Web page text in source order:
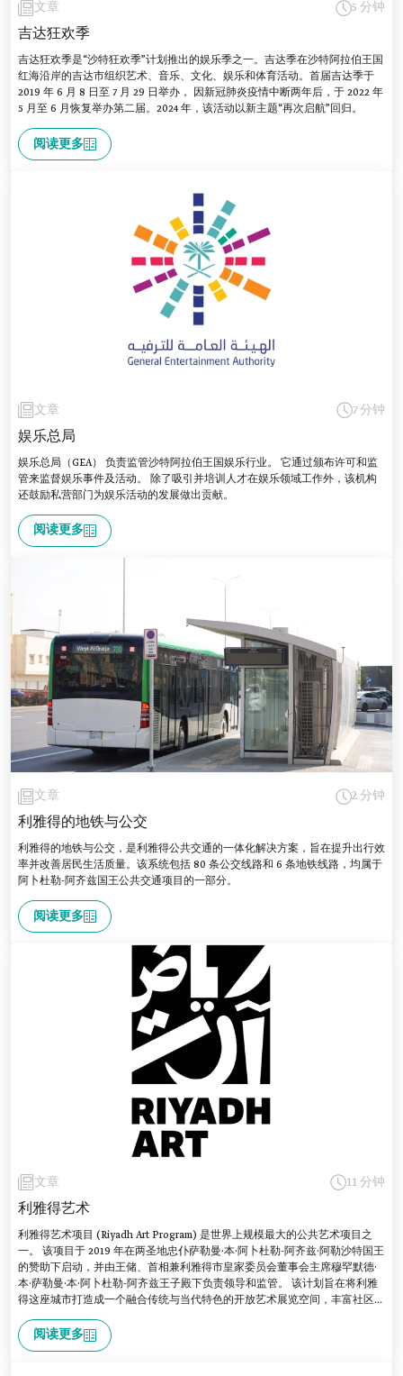
文章 5 分钟
吉达狂欢季
吉达狂欢季是“沙特狂欢季”计划推出的娱乐季之一。吉达季在沙特阿拉伯王国
红海沿岸的吉达市组织艺术、音乐、文化、娱乐和体育活动。首届吉达季于
2019 年 6 月 8 日至 7 月 29 日举办， 因新冠肺炎疫情中断两年后，于 2022 年
5 月至 6 月恢复举办第二届。2024 年，该活动以新主题“再次启航”回归。
阅读更多
文章 7 分钟
娱乐总局
娱乐总局（GEA） 负责监管沙特阿拉伯王国娱乐行业。 它通过颁布许可和监
管来监督娱乐事件及活动。 除了吸引并培训人才在娱乐领域工作外，该机构
还鼓励私营部门为娱乐活动的发展做出贡献。
阅读更多
文章 2 分钟
利雅得的地铁与公交
利雅得的地铁与公交，是利雅得公共交通的一体化解决方案，旨在提升出行效
率并改善居民生活质量。该系统包括 80 条公交线路和 6 条地铁线路，均属于
阿卜杜勒-阿齐兹国王公共交通项目的一部分。
阅读更多
文章 11 分钟
利雅得艺术
利雅得艺术项目 (Riyadh Art Program) 是世界上规模最大的公共艺术项目之
一。 该项目于 2019 年在两圣地忠仆萨勒曼·本·阿卜杜勒-阿齐兹·阿勒沙特国王
的赞助下启动，并由王储、首相兼利雅得市皇家委员会董事会主席穆罕默德·
本·萨勒曼·本·阿卜杜勒-阿齐兹王子殿下负责领导和监管。 该计划旨在将利雅
得这座城市打造成一个融合传统与当代特色的开放艺术展览空间，丰富社区文
阅读更多